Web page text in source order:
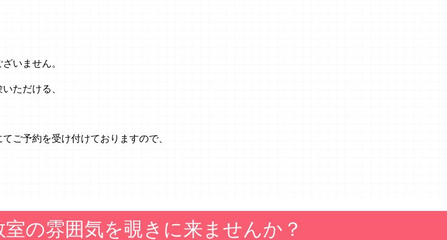
いません。
ただける、
ご予約を受け付けておりますので、
室の雰囲気を覗きに来ませんか？